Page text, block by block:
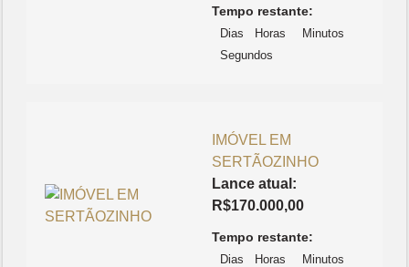
Tempo restante:
Dias Horas
Minutos
Segundos
IMÓVEL EM
SERTÃOZINHO
Lance atual:
R$170.000,00
Tempo restante:
Dias Horas
Minutos